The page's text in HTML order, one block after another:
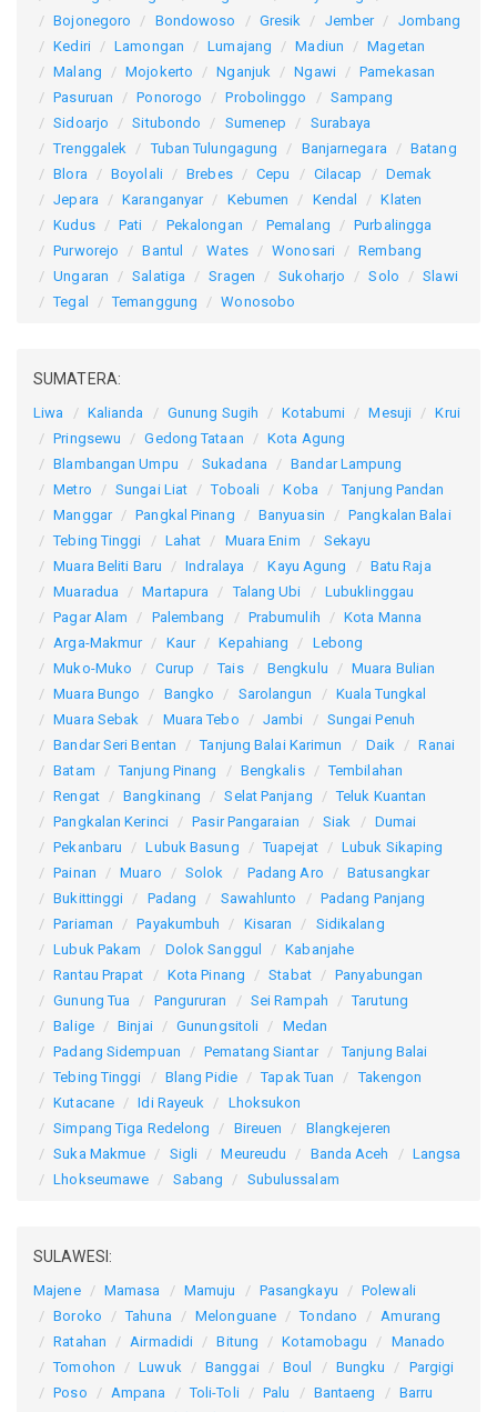
Bojonegoro
Bondowoso Gresik Jember
Jombang
Kediri
Lamongan Lumajang Madiun
Magetan
Malang
Mojokerto Nganjuk Ngawi
Pamekasan
Pasuruan
Ponorogo Probolinggo
Sampang
Sidoarjo
Situbondo Sumenep
Surabaya
Trenggalek
Tuban Tulungagung Banjarnegara
Batang
Blora
Boyolali Brebes Cepu Cilacap
Demak
Jepara
Karanganyar Kebumen Kendal
Klaten
Kudus
Pati Pekalongan Pemalang
Purbalingga
Purworejo
Bantul Wates Wonosari
Rembang
Ungaran
Salatiga Sragen Sukoharjo Solo
Slawi
Tegal
Temanggung Wonosobo
SUMATERA:
Liwa Kalianda Gunung Sugih Kotabumi Mesuji
Krui
Pringsewu
Gedong Tataan
Kota Agung
Blambangan Umpu
Sukadana
Bandar Lampung
Metro
Sungai Liat Toboali Koba
Tanjung Pandan
Manggar
Pangkal Pinang Banyuasin
Pangkalan Balai
Tebing Tinggi
Lahat Muara Enim
Sekayu
Muara Beliti Baru
Indralaya Kayu Agung
Batu Raja
Muaradua
Martapura Talang Ubi
Lubuklinggau
Pagar Alam
Palembang Prabumulih
Kota Manna
Arga-Makmur
Kaur Kepahiang
Lebong
Muko-Muko
Curup Tais Bengkulu
Muara Bulian
Muara Bungo
Bangko Sarolangun
Kuala Tungkal
Muara Sebak
Muara Tebo Jambi
Sungai Penuh
Bandar Seri Bentan
Tanjung Balai Karimun Daik
Ranai
Batam
Tanjung Pinang Bengkalis
Tembilahan
Rengat
Bangkinang Selat Panjang
Teluk Kuantan
Pangkalan Kerinci
Pasir Pangaraian Siak
Dumai
Pekanbaru
Lubuk Basung Tuapejat
Lubuk Sikaping
Painan
Muaro Solok Padang Aro
Batusangkar
Bukittinggi
Padang Sawahlunto
Padang Panjang
Pariaman
Payakumbuh Kisaran
Sidikalang
Lubuk Pakam
Dolok Sanggul
Kabanjahe
Rantau Prapat
Kota Pinang Stabat
Panyabungan
Gunung Tua
Pangururan Sei Rampah
Tarutung
Balige
Binjai Gunungsitoli
Medan
Padang Sidempuan
Pematang Siantar
Tanjung Balai
Tebing Tinggi
Blang Pidie Tapak Tuan
Takengon
Kutacane
Idi Rayeuk
Lhoksukon
Simpang Tiga Redelong
Bireuen
Blangkejeren
Suka Makmue
Sigli Meureudu Banda Aceh
Langsa
Lhokseumawe
Sabang Subulussalam
SULAWESI:
Majene Mamasa Mamuju Pasangkayu
Polewali
Boroko
Tahuna Melonguane Tondano
Amurang
Ratahan
Airmadidi Bitung Kotamobagu
Manado
Tomohon
Luwuk Banggai Boul Bungku
Pargigi
Poso
Ampana Toli-Toli Palu Bantaeng
Barru